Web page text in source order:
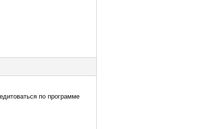
по программе